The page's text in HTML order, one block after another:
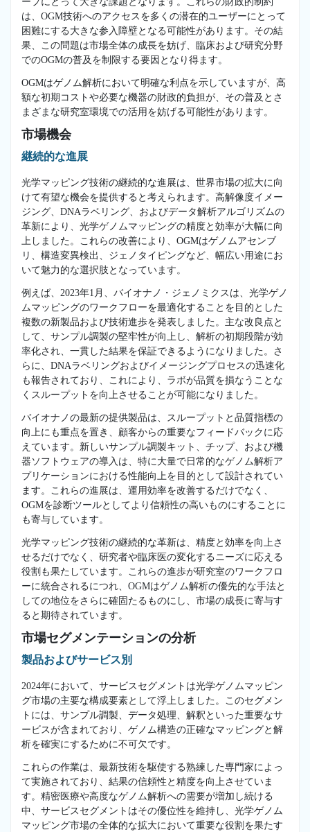
は、OGM技術へのアクセスを多くの潜在的ユーザーにとって
困難にする大きな参入障壁となる可能性があります。その結
果、この問題は市場全体の成長を妨げ、臨床および研究分野
でのOGMの普及を制限する要因となり得ます。
OGMはゲノム解析において明確な利点を示していますが、高
額な初期コストや必要な機器の財政的負担が、その普及とさ
まざまな研究室環境での活用を妨げる可能性があります。
市場機会
継続的な進展
光学マッピング技術の継続的な進展は、世界市場の拡大に向
けて有望な機会を提供すると考えられます。高解像度イメー
ジング、DNAラベリング、およびデータ解析アルゴリズムの
革新により、光学ゲノムマッピングの精度と効率が大幅に向
上しました。これらの改善により、OGMはゲノムアセンブ
リ、構造変異検出、ジェノタイピングなど、幅広い用途にお
いて魅力的な選択肢となっています。
例えば、2023年1月、バイオナノ・ジェノミクスは、光学ゲノ
ムマッピングのワークフローを最適化することを目的とした
複数の新製品および技術進歩を発表しました。主な改良点と
して、サンプル調製の堅牢性が向上し、解析の初期段階が効
率化され、一貫した結果を保証できるようになりました。さ
らに、DNAラベリングおよびイメージングプロセスの迅速化
も報告されており、これにより、ラボが品質を損なうことな
くスループットを向上させることが可能になりました。
バイオナノの最新の提供製品は、スループットと品質指標の
向上にも重点を置き、顧客からの重要なフィードバックに応
えています。新しいサンプル調製キット、チップ、および機
器ソフトウェアの導入は、特に大量で日常的なゲノム解析ア
プリケーションにおける性能向上を目的として設計されてい
ます。これらの進展は、運用効率を改善するだけでなく、
OGMを診断ツールとしてより信頼性の高いものにすることに
も寄与しています。
光学マッピング技術の継続的な革新は、精度と効率を向上さ
せるだけでなく、研究者や臨床医の変化するニーズに応える
役割も果たしています。これらの進歩が研究室のワークフロ
ーに統合されるにつれ、OGMはゲノム解析の優先的な手法と
しての地位をさらに確固たるものにし、市場の成長に寄与す
ると期待されています。
市場セグメンテーションの分析
製品およびサービス別
2024年において、サービスセグメントは光学ゲノムマッピン
グ市場の主要な構成要素として浮上しました。このセグメン
トには、サンプル調製、データ処理、解釈といった重要なサ
ービスが含まれており、ゲノム構造の正確なマッピングと解
析を確実にするために不可欠です。
これらの作業は、最新技術を駆使する熟練した専門家によっ
て実施されており、結果の信頼性と精度を向上させていま
す。精密医療や高度なゲノム解析への需要が増加し続ける
中、サービスセグメントはその優位性を維持し、光学ゲノム
マッピング市場の全体的な拡大において重要な役割を果たす